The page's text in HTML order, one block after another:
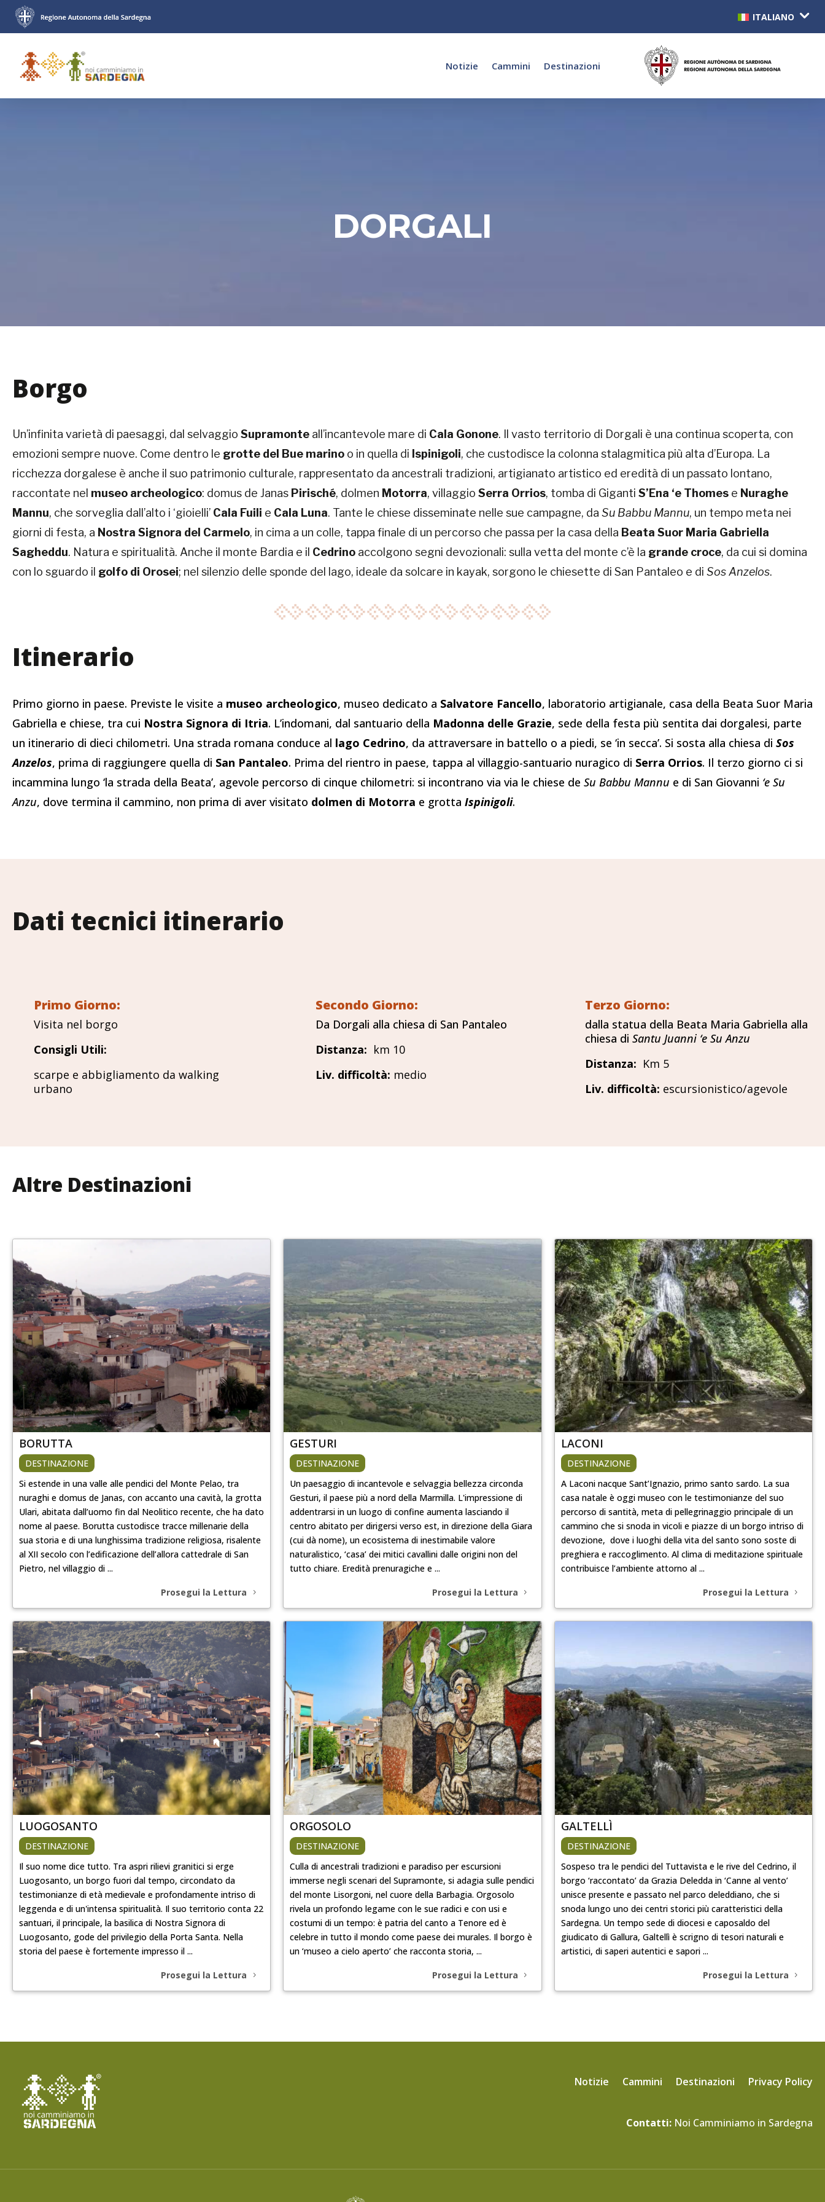
ITALIANO
Notizie Cammini Destinazioni
DORGALI
Borgo
Un’infinita varietà di paesaggi, dal selvaggio Supramonte all’incantevole mare di Cala Gonone. Il vasto territorio di Dorgali è una continua scoperta, con
emozioni sempre nuove. Come dentro le grotte del Bue marino o in quella di Ispinigoli, che custodisce la colonna stalagmitica più alta d’Europa. La
ricchezza dorgalese è anche il suo patrimonio culturale, rappresentato da ancestrali tradizioni, artigianato artistico ed eredità di un passato lontano,
raccontate nel museo archeologico: domus de Janas Pirisché, dolmen Motorra, villaggio Serra Orrios, tomba di Giganti S’Ena ‘e Thomes e Nuraghe
Mannu, che sorveglia dall’alto i ‘gioielli’ Cala Fuili e Cala Luna. Tante le chiese disseminate nelle sue campagne, da Su Babbu Mannu, un tempo meta nei
giorni di festa, a Nostra Signora del Carmelo, in cima a un colle, tappa finale di un percorso che passa per la casa della Beata Suor Maria Gabriella
Sagheddu. Natura e spiritualità. Anche il monte Bardia e il Cedrino accolgono segni devozionali: sulla vetta del monte c’è la grande croce, da cui si domina
con lo sguardo il golfo di Orosei; nel silenzio delle sponde del lago, ideale da solcare in kayak, sorgono le chiesette di San Pantaleo e di Sos Anzelos.
Itinerario
Primo giorno in paese. Previste le visite a museo archeologico, museo dedicato a Salvatore Fancello, laboratorio artigianale, casa della Beata Suor Maria
Gabriella e chiese, tra cui Nostra Signora di Itria. L’indomani, dal santuario della Madonna delle Grazie, sede della festa più sentita dai dorgalesi, parte
un itinerario di dieci chilometri. Una strada romana conduce al lago Cedrino, da attraversare in battello o a piedi, se ‘in secca’. Si sosta alla chiesa di Sos
Anzelos, prima di raggiungere quella di San Pantaleo. Prima del rientro in paese, tappa al villaggio-santuario nuragico di Serra Orrios. Il terzo giorno ci si
incammina lungo ‘la strada della Beata’, agevole percorso di cinque chilometri: si incontrano via via le chiese de Su Babbu Mannu e di San Giovanni ‘e Su
Anzu, dove termina il cammino, non prima di aver visitato dolmen di Motorra e grotta Ispinigoli.
Dati tecnici itinerario
Primo Giorno:
Visita nel borgo
Consigli Utili:
scarpe e abbigliamento da walking
urbano
Secondo Giorno:
Da Dorgali alla chiesa di San Pantaleo
Distanza: km 10
Liv. difficoltà: medio
Terzo Giorno:
dalla statua della Beata Maria Gabriella alla
chiesa di Santu Juanni ‘e Su Anzu
Distanza: Km 5
Liv. difficoltà: escursionistico/agevole
Altre Destinazioni
BORUTTA
DESTINAZIONE
Si estende in una valle alle pendici del Monte Pelao, tra
nuraghi e domus de Janas, con accanto una cavità, la grotta
Ulari, abitata dall’uomo fin dal Neolitico recente, che ha dato
nome al paese. Borutta custodisce tracce millenarie della
sua storia e di una lunghissima tradizione religiosa, risalente
al XII secolo con l’edificazione dell’allora cattedrale di San
Pietro, nel villaggio di ...
Prosegui la Lettura
GESTURI
DESTINAZIONE
Un paesaggio di incantevole e selvaggia bellezza circonda
Gesturi, il paese più a nord della Marmilla. L'impressione di
addentrarsi in un luogo di confine aumenta lasciando il
centro abitato per dirigersi verso est, in direzione della Giara
(cui dà nome), un ecosistema di inestimabile valore
naturalistico, ‘casa’ dei mitici cavallini dalle origini non del
tutto chiare. Eredità prenuragiche e ...
Prosegui la Lettura
LACONI
DESTINAZIONE
A Laconi nacque Sant’Ignazio, primo santo sardo. La sua
casa natale è oggi museo con le testimonianze del suo
percorso di santità, meta di pellegrinaggio principale di un
cammino che si snoda in vicoli e piazze di un borgo intriso di
devozione, dove i luoghi della vita del santo sono soste di
preghiera e raccoglimento. Al clima di meditazione spirituale
contribuisce l’ambiente attorno al ...
Prosegui la Lettura
LUOGOSANTO
DESTINAZIONE
Il suo nome dice tutto. Tra aspri rilievi granitici si erge
Luogosanto, un borgo fuori dal tempo, circondato da
testimonianze di età medievale e profondamente intriso di
leggenda e di un'intensa spiritualità. Il suo territorio conta 22
santuari, il principale, la basilica di Nostra Signora di
Luogosanto, gode del privilegio della Porta Santa. Nella
storia del paese è fortemente impresso il ...
Prosegui la Lettura
ORGOSOLO
DESTINAZIONE
Culla di ancestrali tradizioni e paradiso per escursioni
immerse negli scenari del Supramonte, si adagia sulle pendici
del monte Lisorgoni, nel cuore della Barbagia. Orgosolo
rivela un profondo legame con le sue radici e con usi e
costumi di un tempo: è patria del canto a Tenore ed è
celebre in tutto il mondo come paese dei murales. Il borgo è
un ‘museo a cielo aperto’ che racconta storia, ...
Prosegui la Lettura
GALTELLÌ
DESTINAZIONE
Sospeso tra le pendici del Tuttavista e le rive del Cedrino, il
borgo ‘raccontato’ da Grazia Deledda in ‘Canne al vento’
unisce presente e passato nel parco deleddiano, che si
snoda lungo uno dei centri storici più caratteristici della
Sardegna. Un tempo sede di diocesi e caposaldo del
giudicato di Gallura, Galtellì è scrigno di tesori naturali e
artistici, di saperi autentici e sapori ...
Prosegui la Lettura
Notizie Cammini Destinazioni Privacy Policy
Contatti: Noi Camminiamo in Sardegna